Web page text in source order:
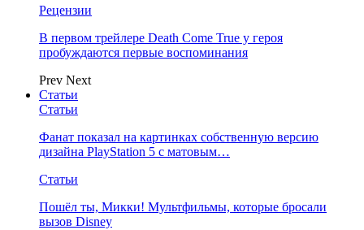
Рецензии
В первом трейлере Death Come True у героя
пробуждаются первые воспоминания
Prev Next
Статьи
Статьи
Фанат показал на картинках собственную версию
дизайна PlayStation 5 с матовым…
Статьи
Пошёл ты, Микки! Мультфильмы, которые бросали
вызов Disney